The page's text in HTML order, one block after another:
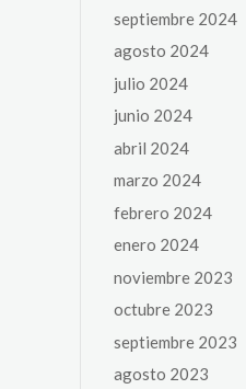
septiembre 2024
agosto 2024
julio 2024
junio 2024
abril 2024
marzo 2024
febrero 2024
enero 2024
noviembre 2023
octubre 2023
septiembre 2023
agosto 2023